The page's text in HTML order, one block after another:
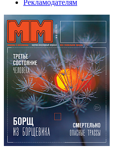
Рекламодателям